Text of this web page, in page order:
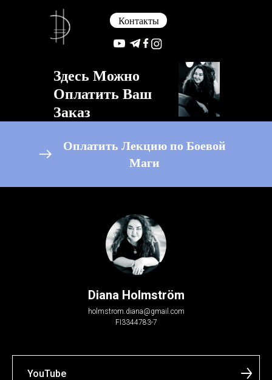
Контакты
Здесь Можно
Оплатить Ваш
Заказ
Оплатить Лекцию по Боевой
Маги
Diana Holmström
holmstrom.diana@gmail.com
FI3344783-7
YouTube